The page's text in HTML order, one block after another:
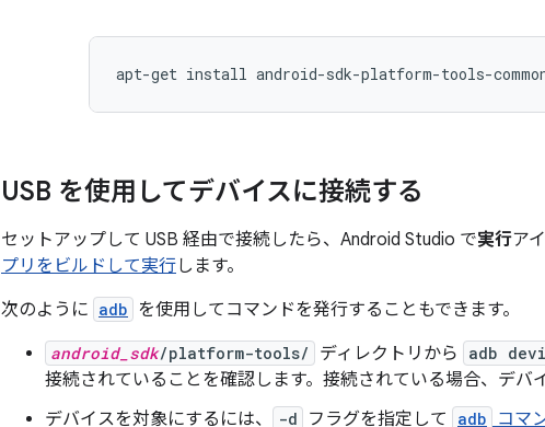
USB を使用してデバイスに接続する
セットアップして USB 経由で接続したら、Android Studio で実行ア
プリをビルドして実行します。
次のように adb を使用してコマンドを発行することもできます。
android_sdk/platform-tools/ ディレクトリから adb
接続されていることを確認します。接続されている場合、デバ
デバイスを対象にするには、
-d フラグを指定して adb コマ